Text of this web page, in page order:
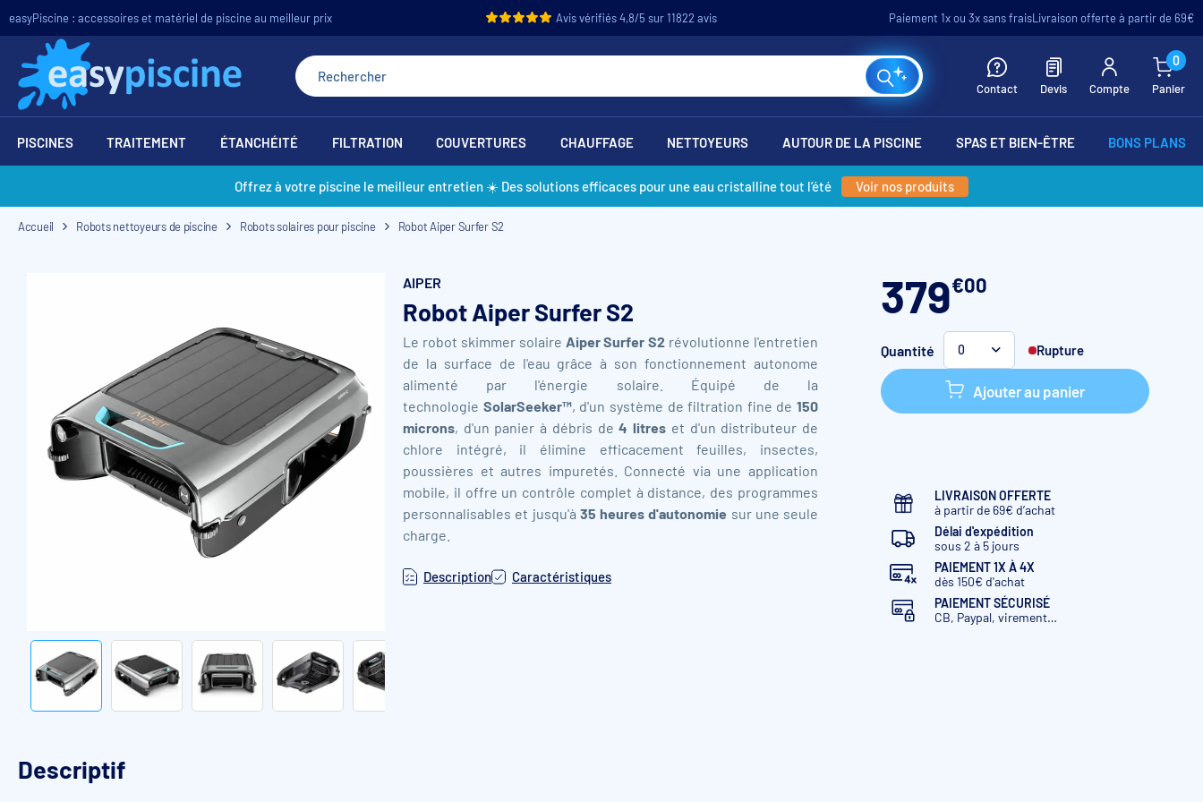
easyPiscine : accessoires et matériel de piscine au meilleur prix Avis vérifiés 4,8/5 sur 11822 avis Paiement 1x ou 3x sans fraisLivraison offerte à partir de 69€
Contact Devis Compte
0
Panier
PISCINES TRAITEMENT ÉTANCHÉITÉ FILTRATION COUVERTURES CHAUFFAGE NETTOYEURS AUTOUR DE LA PISCINE SPAS ET BIEN-ÊTRE BONS PLANS
Offrez à votre piscine le meilleur entretien ☀️ Des solutions efficaces pour une eau cristalline tout l’été Voir nos produits
Accueil Robots nettoyeurs de piscine Robots solaires pour piscine Robot Aiper Surfer S2
AIPER
Robot Aiper Surfer S2
Le robot skimmer solaire Aiper Surfer S2 révolutionne l'entretien
de la surface de l'eau grâce à son fonctionnement autonome
alimenté par l'énergie solaire. Équipé de la
technologie SolarSeeker™, d'un système de filtration fine de 150
microns, d'un panier à débris de4 litres et d'un distributeur de
chlore intégré, il élimine efficacement feuilles, insectes,
poussières et autres impuretés. Connecté via une application
mobile, il offre un contrôle complet à distance, des programmes
personnalisables et jusqu'à 35 heures d'autonomie sur une seule
charge.
Description Caractéristiques
379€00
Quantité 0 Rupture
Ajouter au panier
LIVRAISON OFFERTE
à partir de 69€ d’achat
Délai d'expédition
sous 2 à 5 jours
PAIEMENT 1X À 4X
dès 150€ d'achat
PAIEMENT SÉCURISÉ
CB, Paypal, virement…
Descriptif